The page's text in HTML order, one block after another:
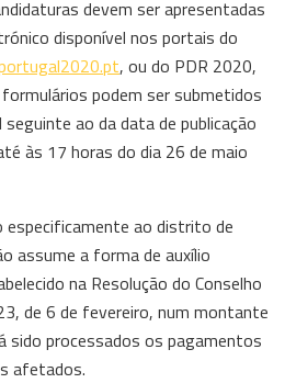
devem ser apresentadas
disponível nos portais do
, ou do PDR 2020,
podem ser submetidos
ao da data de publicação
às 17 horas do dia 26 de maio
especificamente ao distrito de
assume a forma de auxílio
na Resolução do Conselho
de 6 de fevereiro, num montante
sido processados os pagamentos
afetados.